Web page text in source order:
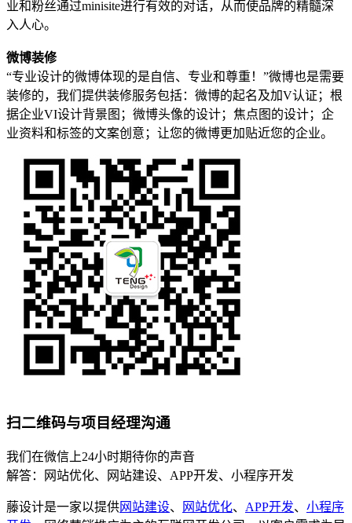
业和粉丝通过minisite进行有效的对话，从而使品牌的精髓深
入人心。
微博装修
“专业设计的微博体现的是自信、专业和尊重！”微博也是需要
装修的，我们提供装修服务包括：微博的起名及加V认证；根
据企业VI设计背景图；微博头像的设计；焦点图的设计；企
业资料和标签的文案创意；让您的微博更加贴近您的企业。
扫二维码与项目经理沟通
我们在微信上24小时期待你的声音
解答：网站优化、网站建设、APP开发、小程序开发
藤设计是一家以提供网站建设、 网站优化、 APP开发、 小程序